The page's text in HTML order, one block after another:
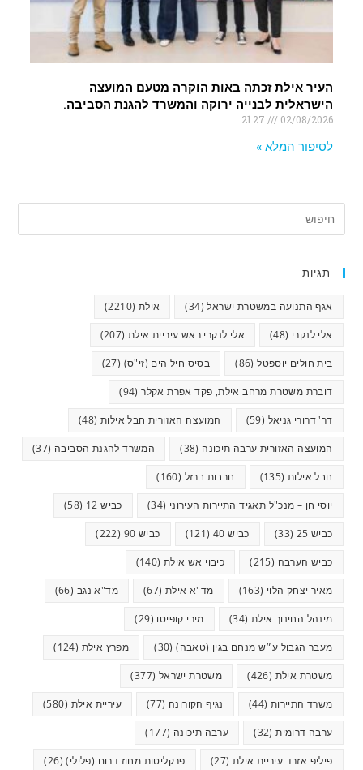
העיר אילת זכתה באות הוקרה מטעם המועצה
הישראלית לבנייה ירוקה והמשרד להגנת הסביבה.
02/08/2026
לסיפור המלא »
תגיות
אגף התנועה במשטרת ישראל(34) אילת (2210)
אלי לנקרי (48) אלי לנקרי ראש עיריית אילת (207)
בית חולים יוספטל(86) בסיס חיל הים (זי"ס) (27)
דוברת משטרת מרחב אילת, פקד אפרת אקלר(94)
דר' דרורי גניאל (59) המועצה האזורית חבל אילות (48)
המועצה האזורית ערבה תיכונה (38) המשרד להגנת הסביבה (37)
חבל אילות (135) חרבות ברזל (160)
יוסי חן – מנכ"ל תאגיד התיירות העירוני (34) כביש 12 (58)
כביש 25 (33) כביש 40 (121) כביש 90 (222)
כביש הערבה (215) כיבוי אש אילת (140)
מאיר יצחק הלוי (163) מד"א אילת (67) מד"א נגב (66)
מינהל החינוך אילת (34) מירי קופיטו (29)
מעבר הגבול ע״ש מנחם בגין (טאבה)(30) מפרץ אילת (124)
משטרת אילת (426) משטרת ישראל (377)
משרד התיירות (44) נגיף הקורונה (77) עיריית אילת (580)
ערבה דרומית(32) ערבה תיכונה (177)
פיליפ אזרד עיריית אילת (27) פרקליטות מחוז דרום (פלילי)(26)